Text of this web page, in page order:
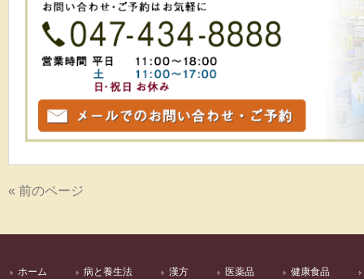
« 前のページ
ホーム 病と養生法 漢方 医薬品 健康食品